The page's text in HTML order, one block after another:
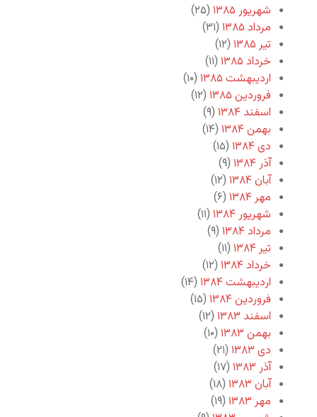
شهریور ۱۳۸۵
(۲۵)
مرداد ۱۳۸۵
(۳۱)
تیر ۱۳۸۵
(۱۲)
خرداد ۱۳۸۵
(۱۱)
اردیبهشت ۱۳۸۵
(۱۰)
فروردین ۱۳۸۵
(۱۲)
اسفند ۱۳۸۴
(۹)
بهمن ۱۳۸۴
(۱۴)
دی ۱۳۸۴
(۱۵)
آذر ۱۳۸۴
(۹)
آبان ۱۳۸۴
(۱۲)
مهر ۱۳۸۴
(۶)
شهریور ۱۳۸۴
(۱۱)
مرداد ۱۳۸۴
(۹)
تیر ۱۳۸۴
(۱۱)
خرداد ۱۳۸۴
(۱۲)
اردیبهشت ۱۳۸۴
(۱۴)
فروردین ۱۳۸۴
(۱۵)
اسفند ۱۳۸۳
(۱۲)
بهمن ۱۳۸۳
(۱۰)
دی ۱۳۸۳
(۲۱)
آذر ۱۳۸۳
(۱۷)
آبان ۱۳۸۳
(۱۸)
مهر ۱۳۸۳
(۱۹)